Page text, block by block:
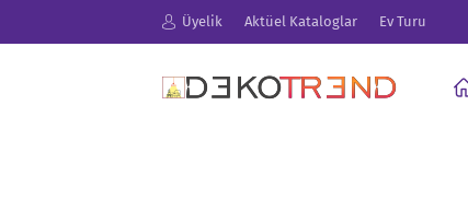
Üyelik Aktüel Kataloglar Ev Turu